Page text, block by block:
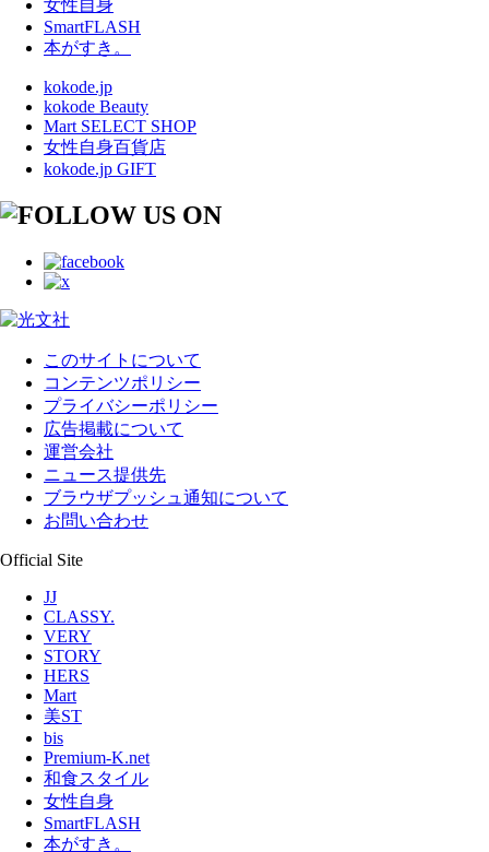
女性自身
SmartFLASH
本がすき。
kokode.jp
kokode Beauty
Mart SELECT SHOP
女性自身百貨店
kokode.jp GIFT
このサイトについて
コンテンツポリシー
プライバシーポリシー
広告掲載について
運営会社
ニュース提供先
ブラウザプッシュ通知について
お問い合わせ
Official Site
JJ
CLASSY.
VERY
STORY
HERS
Mart
美ST
bis
Premium-K.net
和食スタイル
女性自身
SmartFLASH
本がすき。